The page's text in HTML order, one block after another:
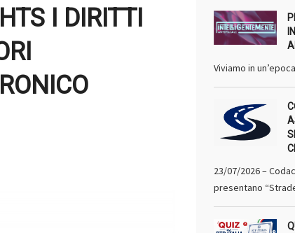
I DIRITTI
Viviamo in
23/07/2026 –
presentano